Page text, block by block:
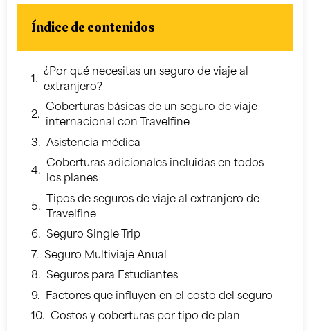
Índice de contenidos
¿Por qué necesitas un seguro de viaje al
extranjero?
Coberturas básicas de un seguro de viaje
internacional con Travelfine
Asistencia médica
Coberturas adicionales incluidas en todos
los planes
Tipos de seguros de viaje al extranjero de
Travelfine
Seguro Single Trip
Seguro Multiviaje Anual
Seguros para Estudiantes
Factores que influyen en el costo del seguro
Costos y coberturas por tipo de plan